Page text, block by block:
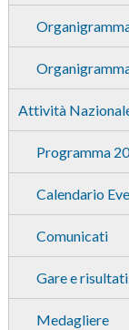
Attività
Programma
Calendario
Comunicati
Gare e risultati
Medagliere